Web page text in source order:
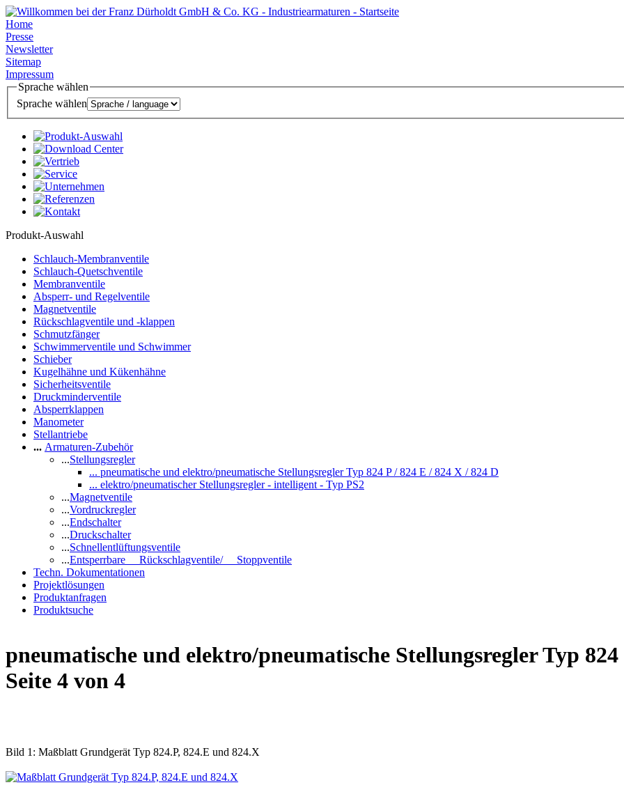
Home
Presse
Newsletter
Sitemap
Impressum
Sprache wählen
Sprache wählen
Produkt-Auswahl
Schlauch-Membranventile
Schlauch-Quetschventile
Membranventile
Absperr- und Regelventile
Magnetventile
Rückschlagventile und -klappen
Schmutzfänger
Schwimmerventile und Schwimmer
Schieber
Kugelhähne und Kükenhähne
Sicherheitsventile
Druckminderventile
Absperrklappen
Manometer
Stellantriebe
... Armaturen-Zubehör
...Stellungsregler
... pneumatische und elektro/pneumatische Stellungsregler Typ 824 P / 824 E / 824 X / 824 D
... elektro/pneumatischer Stellungsregler - intelligent - Typ PS2
...Magnetventile
...Vordruckregler
...Endschalter
...Druckschalter
...Schnellentlüftungsventile
...Entsperrbare Rückschlagventile/ Stoppventile
Techn. Dokumentationen
Projektlösungen
Produktanfragen
Produktsuche
pneumatische und elektro/pneumatische Stellungsregler Typ 824
Seite 4 von 4
Bild 1: Maßblatt Grundgerät Typ 824.P, 824.E und 824.X